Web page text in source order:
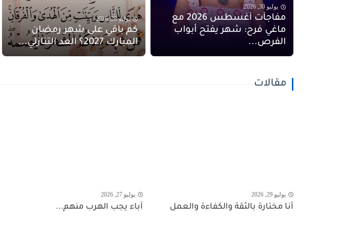
يوليو 30, 2026
مفاجآت أغسطس 2026 مع
ماغي فرح: شهر يفتح أبواب
الفرص...
يوليو 28, 2026
كم باقي على شهر رمضان
المبارك 2027؟ العد التنازلي...
مقالات
يوليو 29, 2026
أنا مختارة بالثقة والكفاءة والعمل
يوليو 27, 2026
آباء يجب الهرب منهم...